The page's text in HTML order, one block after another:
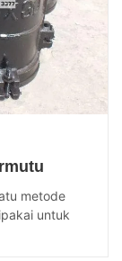
metode
untuk